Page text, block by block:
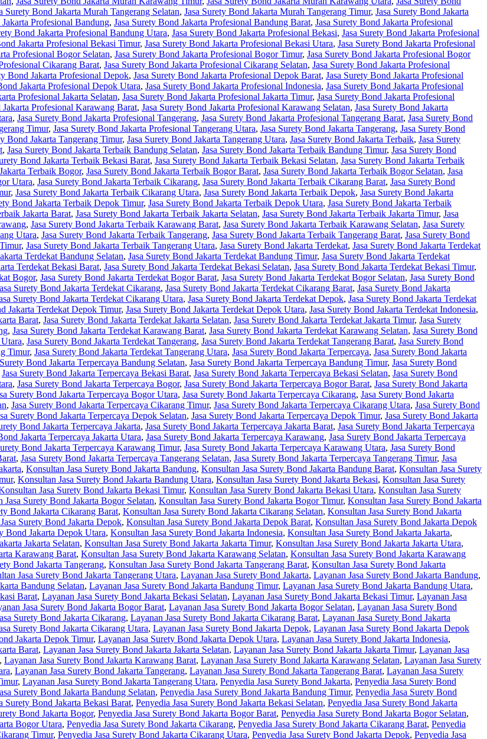
Surety Bond Jakarta Murah Tangerang Selatan, Jasa Surety Bond Jakarta Murah Tangerang Timur, Jasa Surety Bond Jakarta
Profesional Bandung, Jasa Surety Bond Jakarta Profesional Bandung Barat, Jasa Surety Bond Jakarta Profesional
Bond Jakarta Profesional Bandung Utara, Jasa Surety Bond Jakarta Profesional Bekasi, Jasa Surety Bond Jakarta Profesional
Jakarta Profesional Bekasi Timur, Jasa Surety Bond Jakarta Profesional Bekasi Utara, Jasa Surety Bond Jakarta Profesional
Profesional Bogor Selatan, Jasa Surety Bond Jakarta Profesional Bogor Timur, Jasa Surety Bond Jakarta Profesional Bogor
Cikarang Barat, Jasa Surety Bond Jakarta Profesional Cikarang Selatan, Jasa Surety Bond Jakarta Profesional
Bond Jakarta Profesional Depok, Jasa Surety Bond Jakarta Profesional Depok Barat, Jasa Surety Bond Jakarta Profesional
Jakarta Profesional Depok Utara, Jasa Surety Bond Jakarta Profesional Indonesia, Jasa Surety Bond Jakarta Profesional
Profesional Jakarta Selatan, Jasa Surety Bond Jakarta Profesional Jakarta Timur, Jasa Surety Bond Jakarta Profesional
Jakarta Profesional Karawang Barat, Jasa Surety Bond Jakarta Profesional Karawang Selatan, Jasa Surety Bond Jakarta
, Jasa Surety Bond Jakarta Profesional Tangerang, Jasa Surety Bond Jakarta Profesional Tangerang Barat, Jasa Surety Bond
Timur, Jasa Surety Bond Jakarta Profesional Tangerang Utara, Jasa Surety Bond Jakarta Tangerang, Jasa Surety Bond
Bond Jakarta Tangerang Timur, Jasa Surety Bond Jakarta Tangerang Utara, Jasa Surety Bond Jakarta Terbaik, Jasa Surety
, Jasa Surety Bond Jakarta Terbaik Bandung Selatan, Jasa Surety Bond Jakarta Terbaik Bandung Timur, Jasa Surety Bond
Bond Jakarta Terbaik Bekasi Barat, Jasa Surety Bond Jakarta Terbaik Bekasi Selatan, Jasa Surety Bond Jakarta Terbaik
Terbaik Bogor, Jasa Surety Bond Jakarta Terbaik Bogor Barat, Jasa Surety Bond Jakarta Terbaik Bogor Selatan, Jasa
Utara, Jasa Surety Bond Jakarta Terbaik Cikarang, Jasa Surety Bond Jakarta Terbaik Cikarang Barat, Jasa Surety Bond
, Jasa Surety Bond Jakarta Terbaik Cikarang Utara, Jasa Surety Bond Jakarta Terbaik Depok, Jasa Surety Bond Jakarta
Bond Jakarta Terbaik Depok Timur, Jasa Surety Bond Jakarta Terbaik Depok Utara, Jasa Surety Bond Jakarta Terbaik
Jakarta Barat, Jasa Surety Bond Jakarta Terbaik Jakarta Selatan, Jasa Surety Bond Jakarta Terbaik Jakarta Timur, Jasa
, Jasa Surety Bond Jakarta Terbaik Karawang Barat, Jasa Surety Bond Jakarta Terbaik Karawang Selatan, Jasa Surety
Utara, Jasa Surety Bond Jakarta Terbaik Tangerang, Jasa Surety Bond Jakarta Terbaik Tangerang Barat, Jasa Surety Bond
, Jasa Surety Bond Jakarta Terbaik Tangerang Utara, Jasa Surety Bond Jakarta Terdekat, Jasa Surety Bond Jakarta Terdekat
Terdekat Bandung Selatan, Jasa Surety Bond Jakarta Terdekat Bandung Timur, Jasa Surety Bond Jakarta Terdekat
Terdekat Bekasi Barat, Jasa Surety Bond Jakarta Terdekat Bekasi Selatan, Jasa Surety Bond Jakarta Terdekat Bekasi Timur,
Bogor, Jasa Surety Bond Jakarta Terdekat Bogor Barat, Jasa Surety Bond Jakarta Terdekat Bogor Selatan, Jasa Surety Bond
Surety Bond Jakarta Terdekat Cikarang, Jasa Surety Bond Jakarta Terdekat Cikarang Barat, Jasa Surety Bond Jakarta
Surety Bond Jakarta Terdekat Cikarang Utara, Jasa Surety Bond Jakarta Terdekat Depok, Jasa Surety Bond Jakarta Terdekat
Jakarta Terdekat Depok Timur, Jasa Surety Bond Jakarta Terdekat Depok Utara, Jasa Surety Bond Jakarta Terdekat Indonesia,
Barat, Jasa Surety Bond Jakarta Terdekat Jakarta Selatan, Jasa Surety Bond Jakarta Terdekat Jakarta Timur, Jasa Surety
, Jasa Surety Bond Jakarta Terdekat Karawang Barat, Jasa Surety Bond Jakarta Terdekat Karawang Selatan, Jasa Surety Bond
, Jasa Surety Bond Jakarta Terdekat Tangerang, Jasa Surety Bond Jakarta Terdekat Tangerang Barat, Jasa Surety Bond
Timur, Jasa Surety Bond Jakarta Terdekat Tangerang Utara, Jasa Surety Bond Jakarta Terpercaya, Jasa Surety Bond Jakarta
Bond Jakarta Terpercaya Bandung Selatan, Jasa Surety Bond Jakarta Terpercaya Bandung Timur, Jasa Surety Bond
Jasa Surety Bond Jakarta Terpercaya Bekasi Barat, Jasa Surety Bond Jakarta Terpercaya Bekasi Selatan, Jasa Surety Bond
, Jasa Surety Bond Jakarta Terpercaya Bogor, Jasa Surety Bond Jakarta Terpercaya Bogor Barat, Jasa Surety Bond Jakarta
Surety Bond Jakarta Terpercaya Bogor Utara, Jasa Surety Bond Jakarta Terpercaya Cikarang, Jasa Surety Bond Jakarta
, Jasa Surety Bond Jakarta Terpercaya Cikarang Timur, Jasa Surety Bond Jakarta Terpercaya Cikarang Utara, Jasa Surety Bond
Surety Bond Jakarta Terpercaya Depok Selatan, Jasa Surety Bond Jakarta Terpercaya Depok Timur, Jasa Surety Bond Jakarta
Bond Jakarta Terpercaya Jakarta, Jasa Surety Bond Jakarta Terpercaya Jakarta Barat, Jasa Surety Bond Jakarta Terpercaya
Jakarta Terpercaya Jakarta Utara, Jasa Surety Bond Jakarta Terpercaya Karawang, Jasa Surety Bond Jakarta Terpercaya
Bond Jakarta Terpercaya Karawang Timur, Jasa Surety Bond Jakarta Terpercaya Karawang Utara, Jasa Surety Bond
, Jasa Surety Bond Jakarta Terpercaya Tangerang Selatan, Jasa Surety Bond Jakarta Terpercaya Tangerang Timur, Jasa
, Konsultan Jasa Surety Bond Jakarta Bandung, Konsultan Jasa Surety Bond Jakarta Bandung Barat, Konsultan Jasa Surety
, Konsultan Jasa Surety Bond Jakarta Bandung Utara, Konsultan Jasa Surety Bond Jakarta Bekasi, Konsultan Jasa Surety
Jasa Surety Bond Jakarta Bekasi Timur, Konsultan Jasa Surety Bond Jakarta Bekasi Utara, Konsultan Jasa Surety
Jasa Surety Bond Jakarta Bogor Selatan, Konsultan Jasa Surety Bond Jakarta Bogor Timur, Konsultan Jasa Surety Bond Jakarta
Bond Jakarta Cikarang Barat, Konsultan Jasa Surety Bond Jakarta Cikarang Selatan, Konsultan Jasa Surety Bond Jakarta
Surety Bond Jakarta Depok, Konsultan Jasa Surety Bond Jakarta Depok Barat, Konsultan Jasa Surety Bond Jakarta Depok
Bond Jakarta Depok Utara, Konsultan Jasa Surety Bond Jakarta Indonesia, Konsultan Jasa Surety Bond Jakarta Jakarta,
Jakarta Selatan, Konsultan Jasa Surety Bond Jakarta Jakarta Timur, Konsultan Jasa Surety Bond Jakarta Jakarta Utara,
Karawang Barat, Konsultan Jasa Surety Bond Jakarta Karawang Selatan, Konsultan Jasa Surety Bond Jakarta Karawang
Bond Jakarta Tangerang, Konsultan Jasa Surety Bond Jakarta Tangerang Barat, Konsultan Jasa Surety Bond Jakarta
Jasa Surety Bond Jakarta Tangerang Utara, Layanan Jasa Surety Bond Jakarta, Layanan Jasa Surety Bond Jakarta Bandung,
Bandung Selatan, Layanan Jasa Surety Bond Jakarta Bandung Timur, Layanan Jasa Surety Bond Jakarta Bandung Utara,
Barat, Layanan Jasa Surety Bond Jakarta Bekasi Selatan, Layanan Jasa Surety Bond Jakarta Bekasi Timur, Layanan Jasa
Jasa Surety Bond Jakarta Bogor Barat, Layanan Jasa Surety Bond Jakarta Bogor Selatan, Layanan Jasa Surety Bond
Surety Bond Jakarta Cikarang, Layanan Jasa Surety Bond Jakarta Cikarang Barat, Layanan Jasa Surety Bond Jakarta
Surety Bond Jakarta Cikarang Utara, Layanan Jasa Surety Bond Jakarta Depok, Layanan Jasa Surety Bond Jakarta Depok
Jakarta Depok Timur, Layanan Jasa Surety Bond Jakarta Depok Utara, Layanan Jasa Surety Bond Jakarta Indonesia,
Barat, Layanan Jasa Surety Bond Jakarta Jakarta Selatan, Layanan Jasa Surety Bond Jakarta Jakarta Timur, Layanan Jasa
, Layanan Jasa Surety Bond Jakarta Karawang Barat, Layanan Jasa Surety Bond Jakarta Karawang Selatan, Layanan Jasa Surety
, Layanan Jasa Surety Bond Jakarta Tangerang, Layanan Jasa Surety Bond Jakarta Tangerang Barat, Layanan Jasa Surety
, Layanan Jasa Surety Bond Jakarta Tangerang Utara, Penyedia Jasa Surety Bond Jakarta, Penyedia Jasa Surety Bond
Surety Bond Jakarta Bandung Selatan, Penyedia Jasa Surety Bond Jakarta Bandung Timur, Penyedia Jasa Surety Bond
Surety Bond Jakarta Bekasi Barat, Penyedia Jasa Surety Bond Jakarta Bekasi Selatan, Penyedia Jasa Surety Bond Jakarta
Bond Jakarta Bogor, Penyedia Jasa Surety Bond Jakarta Bogor Barat, Penyedia Jasa Surety Bond Jakarta Bogor Selatan,
Bogor Utara, Penyedia Jasa Surety Bond Jakarta Cikarang, Penyedia Jasa Surety Bond Jakarta Cikarang Barat, Penyedia
Timur, Penyedia Jasa Surety Bond Jakarta Cikarang Utara, Penyedia Jasa Surety Bond Jakarta Depok, Penyedia Jasa